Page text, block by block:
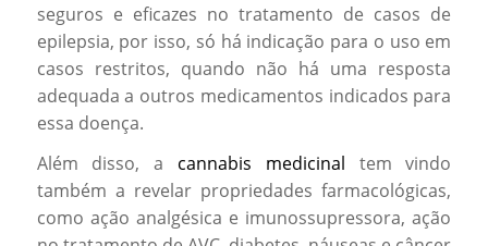
seguros e eficazes no tratamento de casos de
epilepsia, por isso, só há indicação para o uso em
casos restritos, quando não há uma resposta
adequada a outros medicamentos indicados para
essa doença.
Além disso, a cannabis medicinal tem vindo
também a revelar propriedades farmacológicas,
como ação analgésica e imunossupressora, ação